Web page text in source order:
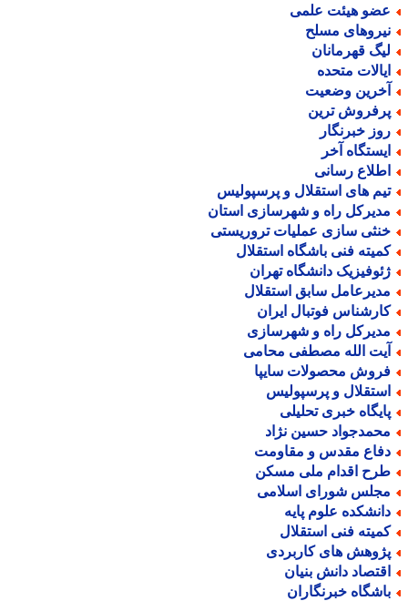
هیئت علمی
مسلح
قهرمانان
متحده
وضعیت
ترین
خبرنگار
آخر
رسانی
های استقلال و پرسپولیس
راه و شهرسازی استان
سازی عملیات تروریستی
فنی باشگاه استقلال
دانشگاه تهران
سابق استقلال
فوتبال ایران
راه و شهرسازی
الله مصطفی محامی
محصولات سایپا
و پرسپولیس
خبری تحلیلی
حسین نژاد
مقدس و مقاومت
اقدام ملی مسکن
شورای اسلامی
علوم پایه
فنی استقلال
های کاربردی
دانش بنیان
خبرنگاران